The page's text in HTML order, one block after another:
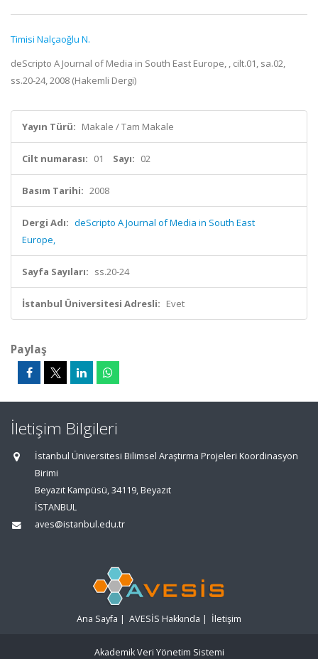
Timisi Nalçaoğlu N.
deScripto A Journal of Media in South East Europe, , cilt.01, sa.02,
ss.20-24, 2008 (Hakemli Dergi)
Yayın Türü: Makale / Tam Makale
Cilt numarası: 01 Sayı: 02
Basım Tarihi: 2008
Dergi Adı: deScripto A Journal of Media in South East
Europe,
Sayfa Sayıları: ss.20-24
İstanbul Üniversitesi Adresli: Evet
Paylaş
İletişim Bilgileri
İstanbul Üniversitesi Bilimsel Araştırma Projeleri Koordinasyon
Birimi
Beyazıt Kampüsü, 34119, Beyazıt
İSTANBUL
aves@istanbul.edu.tr
Ana Sayfa | AVESİS Hakkında | İletişim
Akademik Veri Yönetim Sistemi